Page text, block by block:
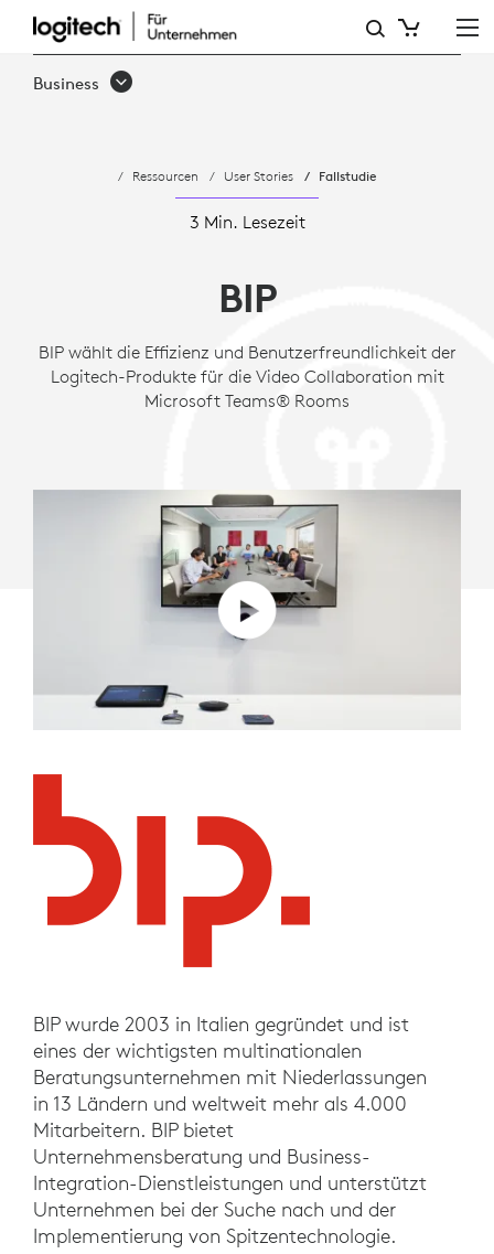
BIP
WÄHLT
FÜR
DIE
MICROSOFT
Business
Ressourcen User Stories Fallstudie
3 Min. Lesezeit
BIP
BIP wählt die Effizienz und Benutzerfreundlichkeit der
Logitech-Produkte für die Video Collaboration mit
Microsoft Teams® Rooms
BIP wurde 2003 in Italien gegründet und ist
eines der wichtigsten multinationalen
Beratungsunternehmen mit Niederlassungen
in 13 Ländern und weltweit mehr als 4.000
Mitarbeitern. BIP bietet
Unternehmensberatung und Business-
Integration-Dienstleistungen und unterstützt
Unternehmen bei der Suche nach und der
Implementierung von Spitzentechnologie.